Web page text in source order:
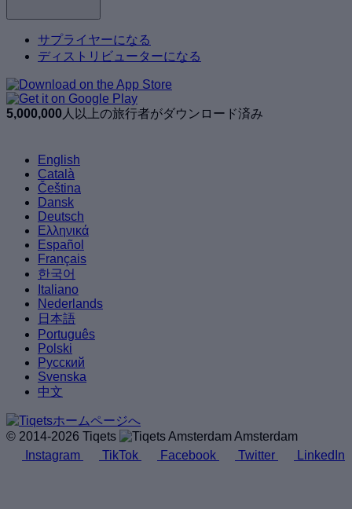
サプライヤーになる
ディストリビューターになる
5,000,000 人以上の旅行者がダウンロード済み
English
Català
Čeština
Dansk
Deutsch
Ελληνικά
Español
Français
한국어
Italiano
Nederlands
日本語
Português
Polski
Русский
Svenska
中文
© 2014-2026 Tiqets
Amsterdam
Instagram
TikTok Facebook Twitter LinkedIn